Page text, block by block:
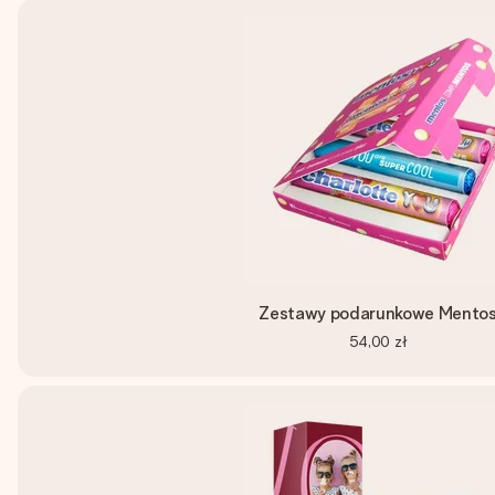
Zestawy podarunkowe
54,00 zł